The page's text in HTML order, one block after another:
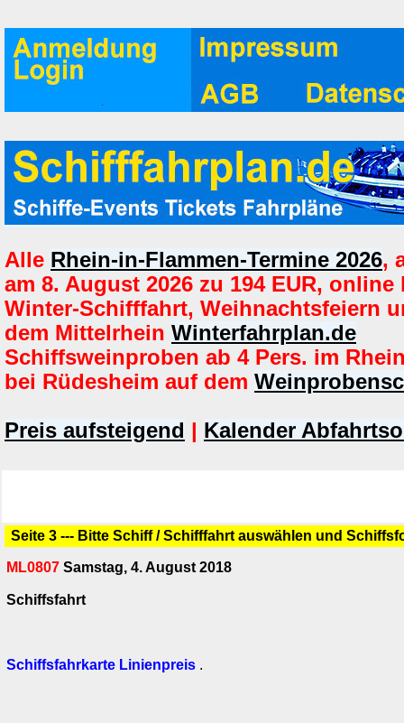
Alle Rhein-in-Flammen-Termine 2026,
am 8. August 2026 zu 194 EUR, online
Winter-Schifffahrt, Weihnachtsfeiern
dem Mittelrhein Winterfahrplan.de
Schiffsweinproben ab 4 Pers. im
bei Rüdesheim auf dem
Preis aufsteigend | Kalender
Seite 3 --- Bitte Schiff / Schifffahrt auswählen und
ML0807 Samstag, 4. August 2018
Schiffsfahrt
Schiffsfahrkarte Linienpreis .